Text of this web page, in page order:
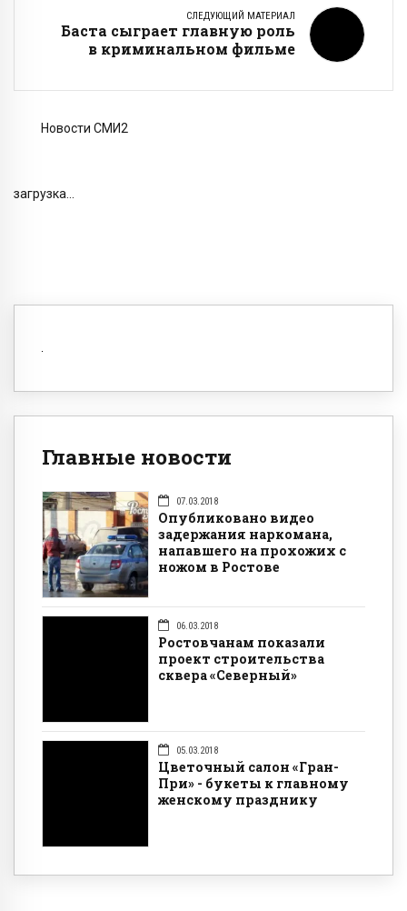
СЛЕДУЮЩИЙ МАТЕРИАЛ
Баста сыграет главную роль
в криминальном фильме
Новости СМИ2
загрузка...
Главные новости
07.03.2018
Опубликовано видео
задержания наркомана,
напавшего на прохожих с
ножом в Ростове
06.03.2018
Ростовчанам показали
проект строительства
сквера «Северный»
05.03.2018
Цветочный салон «Гран-
При» - букеты к главному
женскому празднику